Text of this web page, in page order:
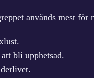
används mest
bli upphetsad.